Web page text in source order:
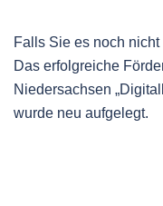
Falls Sie es noch
Das erfolgreiche
Niedersachsen
wurde neu aufgelegt.